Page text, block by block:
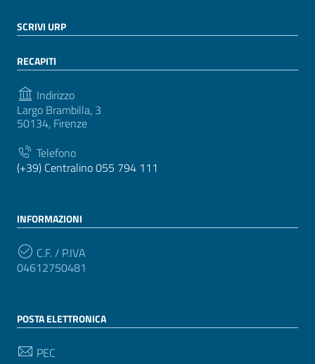
SCRIVI URP
RECAPITI
Indirizzo
Largo Brambilla, 3
50134, Firenze
Telefono
(+39) Centralino 055 794 111
INFORMAZIONI
C.F. / P.IVA
04612750481
POSTA ELETTRONICA
PEC